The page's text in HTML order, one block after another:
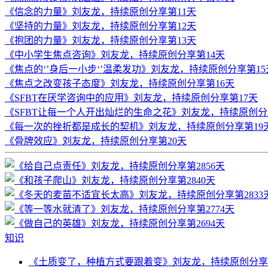
《信念的力量》刘友龙，持续原创分享第11天
《坚持的力量》刘友龙，持续原创分享第12天
《抱团的力量》刘友龙，持续原创分享第13天
《中小学生焦点咨询》刘友龙，持续原创分享第14天
《焦点的‘’身后一小步‘’温柔发功》刘友龙，持续原创分享第15
《焦点之改变孩子态度》刘友龙，持续原创分享第16天
《SFBT在厌学咨询中的应用》刘友龙，持续原创分享第17天
《SFBT让每一个人开出灿烂的生命之花》刘友龙，持续原创
《每一次的挫折都是成长的契机》刘友龙，持续原创分享第19
《骨牌效应》刘友龙，持续原创分享第20天
知识
《土质变了，种植方式要跟着变》刘友龙，持续原创分